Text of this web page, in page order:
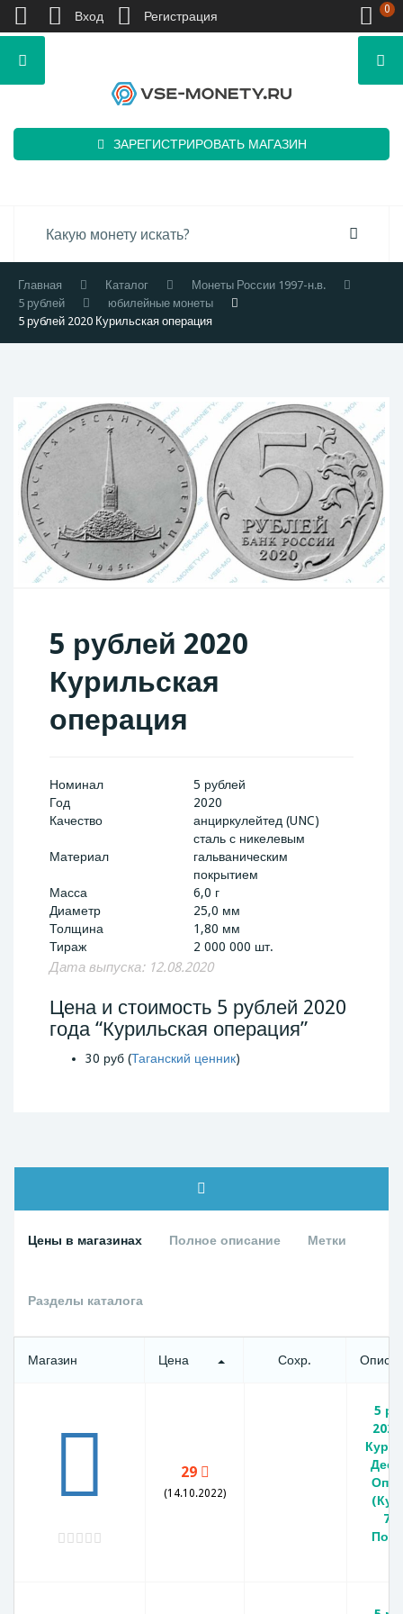
ЗАРЕГИСТРИРОВАТЬ МАГАЗИН
Главная Каталог
Монеты России 1997-н.в.
5 рублей
юбилейные монеты
5 рублей 2020 Курильская операция
5 рублей 2020
Курильская
операция
Номинал
5 рублей
Год
2020
Качество
анциркулейтед (UNC)
Материал
сталь с никелевым
гальваническим
покрытием
Масса
6,0 г
Диаметр
25,0 мм
Толщина
1,80 мм
Тираж
2 000 000 шт.
Дата выпуска: 12.08.2020
Цена и стоимость 5 рублей 2020
года “Курильская операция”
30 руб (Таганский ценник)
Цены в магазинах Полное описание Метки
Разделы каталога
Магазин Цена Сохр.
29
(14.10.2022)
5
75
Вход Регистрация 0